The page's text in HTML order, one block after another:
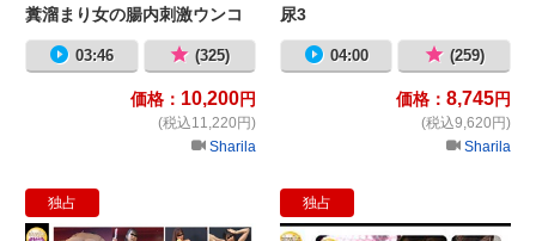
糞溜まり女の腸内刺激ウンコ
～
03:46 (325)
価格： 10,200円
(税込11,220円)
Sharila
尿3
04:00 (259)
価格： 8,745円
(税込9,620円)
Sharila
独占
絵画教室 ヌードモデルの我慢しきれ
独占
家